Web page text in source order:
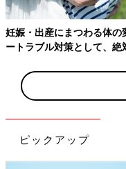
妊娠・出産にまつわる体
ートラブル対策として、
ピックアップ